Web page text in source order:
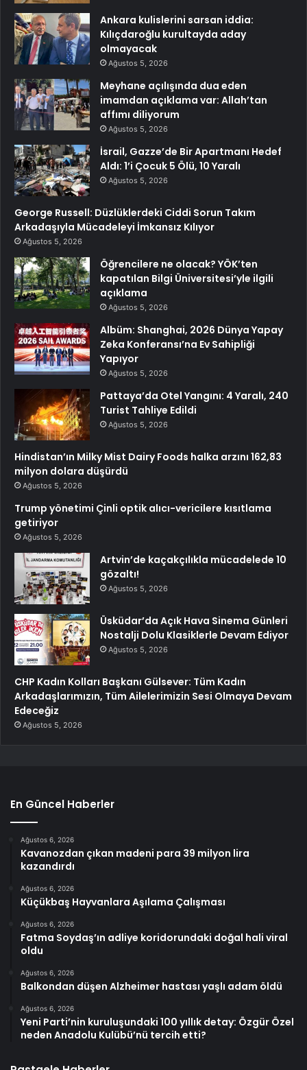
Ankara kulislerini sarsan iddia:
Kılıçdaroğlu kurultayda aday
olmayacak
Ağustos 5, 2026
Meyhane açılışında dua eden
imamdan açıklama var: Allah’tan
affımı diliyorum
Ağustos 5, 2026
İsrail, Gazze’de Bir Apartmanı Hedef
Aldı: 1’i Çocuk 5 Ölü, 10 Yaralı
Ağustos 5, 2026
George Russell: Düzlüklerdeki Ciddi Sorun Takım
Arkadaşıyla Mücadeleyi İmkansız Kılıyor
Ağustos 5, 2026
Öğrencilere ne olacak? YÖK’ten
kapatılan Bilgi Üniversitesi’yle ilgili
açıklama
Ağustos 5, 2026
Albüm: Shanghai, 2026 Dünya Yapay
Zeka Konferansı’na Ev Sahipliği
Yapıyor
Ağustos 5, 2026
Pattaya’da Otel Yangını: 4 Yaralı, 240
Turist Tahliye Edildi
Ağustos 5, 2026
Hindistan’ın Milky Mist Dairy Foods halka arzını 162,83
milyon dolara düşürdü
Ağustos 5, 2026
Trump yönetimi Çinli optik alıcı-vericilere kısıtlama
getiriyor
Ağustos 5, 2026
Artvin’de kaçakçılıkla mücadelede 10
gözaltı!
Ağustos 5, 2026
Üsküdar’da Açık Hava Sinema Günleri
Nostalji Dolu Klasiklerle Devam Ediyor
Ağustos 5, 2026
CHP Kadın Kolları Başkanı Gülsever: Tüm Kadın
Arkadaşlarımızın, Tüm Ailelerimizin Sesi Olmaya Devam
Edeceğiz
Ağustos 5, 2026
En Güncel Haberler
Ağustos 6, 2026
Kavanozdan çıkan madeni para 39 milyon lira
kazandırdı
Ağustos 6, 2026
Küçükbaş Hayvanlara Aşılama Çalışması
Ağustos 6, 2026
Fatma Soydaş’ın adliye koridorundaki doğal hali viral
oldu
Ağustos 6, 2026
Balkondan düşen Alzheimer hastası yaşlı adam öldü
Ağustos 6, 2026
Yeni Parti’nin kuruluşundaki 100 yıllık detay: Özgür Özel
neden Anadolu Kulübü’nü tercih etti?